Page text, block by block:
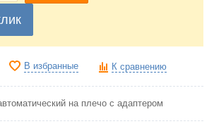
В избранные К сравнению
на плечо с адаптером